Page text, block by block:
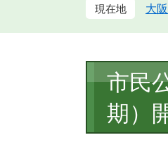
大
文
市民
期）